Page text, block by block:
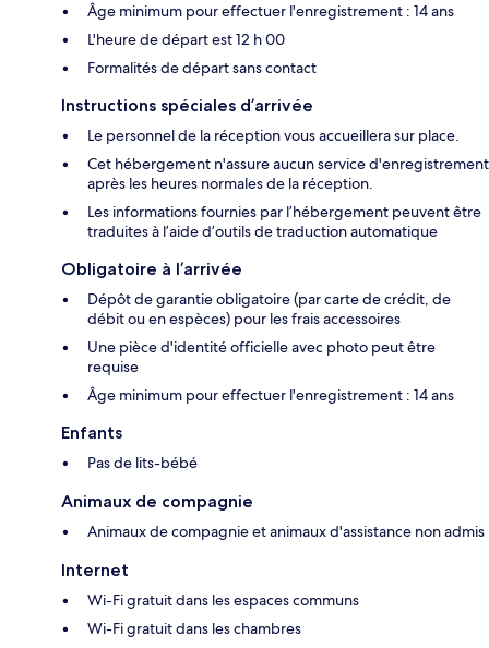
Âge minimum pour effectuer l'enregistrement : 14 ans
L'heure de départ est 12 h 00
Formalités de départ sans contact
Instructions spéciales d’arrivée
Le personnel de la réception vous accueillera sur place.
Cet hébergement n'assure aucun service d'enregistrement
après les heures normales de la réception.
Les informations fournies par l’hébergement peuvent être
traduites à l’aide d’outils de traduction automatique
Obligatoire à l’arrivée
Dépôt de garantie obligatoire (par carte de crédit, de
débit ou en espèces) pour les frais accessoires
Une pièce d'identité officielle avec photo peut être
requise
Âge minimum pour effectuer l'enregistrement : 14 ans
Enfants
Pas de lits-bébé
Animaux de compagnie
Animaux de compagnie et animaux d'assistance non admis
Internet
Wi-Fi gratuit dans les espaces communs
Wi-Fi gratuit dans les chambres